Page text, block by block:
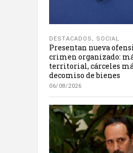
DESTACADOS , SOCIAL
Presentan nueva
crimen organizado:
territorial, cárceles
decomiso de bienes
06/08/2026